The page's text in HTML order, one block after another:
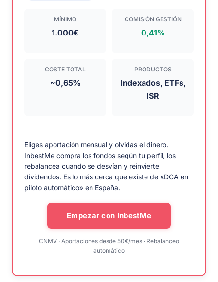
MÍNIMO
1.000€
COMISIÓN GESTIÓN
0,41%
COSTE TOTAL
~0,65%
PRODUCTOS
Indexados, ETFs,
ISR
Eliges aportación mensual y olvidas el dinero.
InbestMe compra los fondos según tu perfil, los
rebalancea cuando se desvían y reinvierte
dividendos. Es lo más cerca que existe de «DCA en
piloto automático» en España.
Empezar con InbestMe
CNMV · Aportaciones desde 50€/mes · Rebalanceo
automático